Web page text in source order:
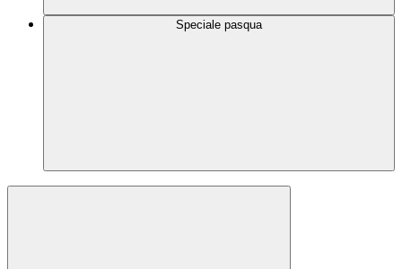
Speciale pasqua